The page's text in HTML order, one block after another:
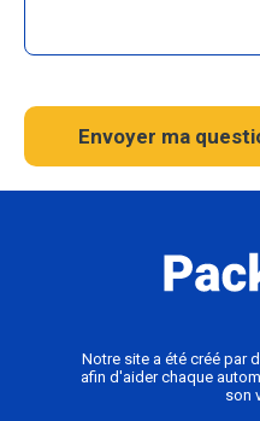
Envoyer ma
Notre site a été créé par
afin d'aider chaque
son